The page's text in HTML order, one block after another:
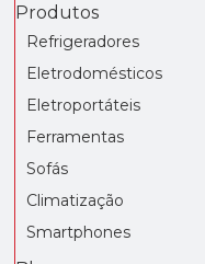
Produtos
Refrigeradores
Eletrodomésticos
Eletroportáteis
Ferramentas
Sofás
Climatização
Smartphones